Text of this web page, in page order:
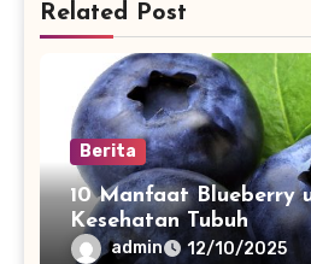
Related Post
Berita
10 Manfaat Blueberry
Kesehatan Tubuh
admin 12/10/2025